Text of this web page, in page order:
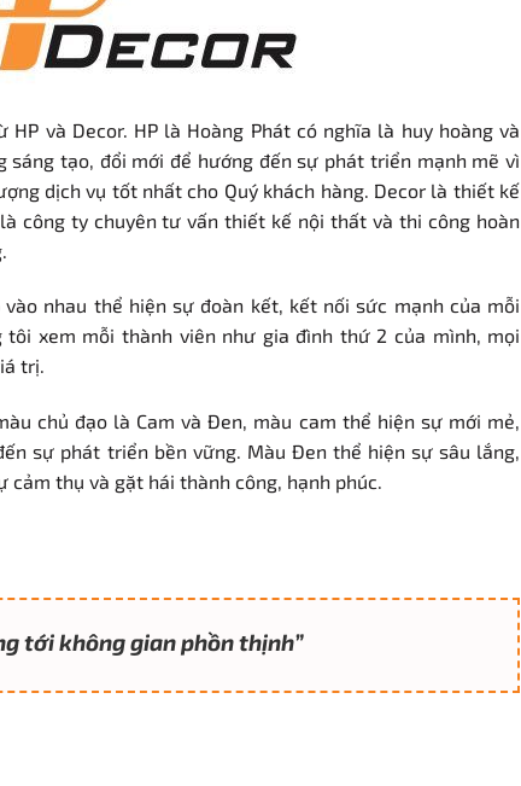
HP và Decor. HP là Hoàng Phát có nghĩa là huy hoàng và
sáng tạo, đổi mới để hướng đến sự phát triển mạnh mẽ vì
dịch vụ tốt nhất cho Quý khách hàng. Decor là thiết kế
công ty chuyên tư vấn thiết kế nội thất và thi công hoàn
nhau thể hiện sự đoàn kết, kết nối sức mạnh của mỗi
tôi xem mỗi thành viên như gia đình thứ 2 của mình, mọi
trị.
chủ đạo là Cam và Đen, màu cam thể hiện sự mới mẻ,
sự phát triển bền vững. Màu Đen thể hiện sự sâu lắng,
cảm thụ và gặt hái thành công, hạnh phúc.
tới không gian phồn thịnh”